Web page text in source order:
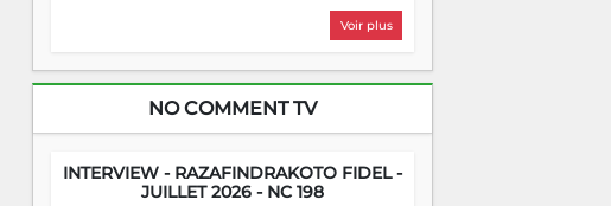
Voir plus
NO COMMENT TV
INTERVIEW - RAZAFINDRAKOTO FIDEL -
JUILLET 2026 - NC 198